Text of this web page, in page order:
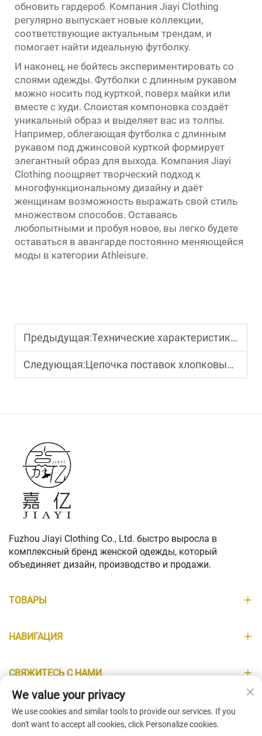
обновить гардероб. Компания Jiayi Clothing
регулярно выпускает новые коллекции,
соответствующие актуальным трендам, и
помогает найти идеальную футболку.
И наконец, не бойтесь экспериментировать со
слоями одежды. Футболки с длинным рукавом
можно носить под курткой, поверх майки или
вместе с худи. Слоистая компоновка создаёт
уникальный образ и выделяет вас из толпы.
Например, облегающая футболка с длинным
рукавом под джинсовой курткой формирует
элегантный образ для выхода. Компания Jiayi
Clothing поощряет творческий подход к
многофункциональному дизайну и даёт
женщинам возможность выражать свой стиль
множеством способов. Оставаясь
любопытными и пробуя новое, вы легко будете
оставаться в авангарде постоянно меняющейся
моды в категории Athleisure.
Предыдущая:Технические характеристики хлопковых футболок для мужчин: тесты воздухопроницаемости и усадки
Следующая:Цепочка поставок хлопковых футболок: понимание сроков выполнения заказов и производственных мощностей фабрик
Fuzhou Jiayi Clothing Co., Ltd. быстро выросла в
комплексный бренд женской одежды, который
объединяет дизайн, производство и продажи.
ТОВАРЫ
НАВИГАЦИЯ
СВЯЖИТЕСЬ С НАМИ
ИНФОРМАЦИЯ
We value your privacy
We use cookies and similar tools to provide our services. If you
don't want to accept all cookies, click Personalize cookies.